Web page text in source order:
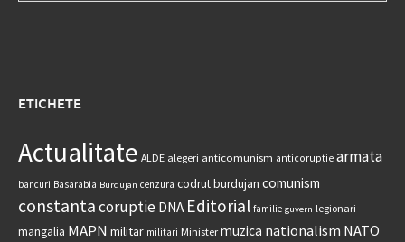
ETICHETE
Actualitate ALDE alegeri anticomunism anticoruptie armata
bancuri Basarabia Burdujan cenzura codrut burdujan comunism
constantacoruptie DNA Editorial familie guvern legionari
mangalia MAPN militar militari Minister muzica nationalism NATO